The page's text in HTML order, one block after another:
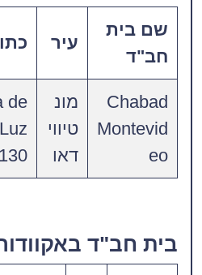
שם בית
חב"ד
עיר
Chabad
Montevid
eo
מונ
טיווי
דאו
de
בית חב"ד